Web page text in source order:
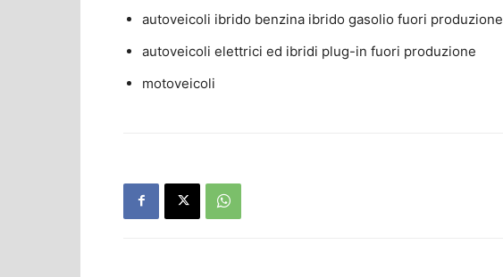
autoveicoli ibrido benzina ibrido gasolio fuori produzione
autoveicoli elettrici ed ibridi plug-in fuori produzione
motoveicoli